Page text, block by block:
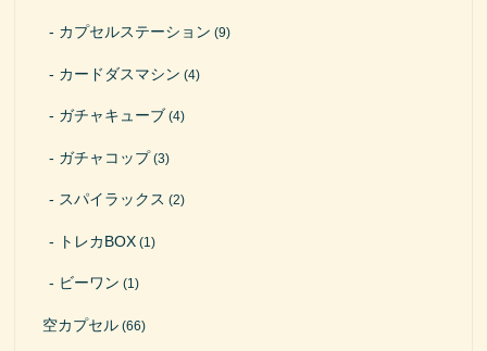
カプセルステーション (9)
カードダスマシン (4)
ガチャキューブ (4)
ガチャコップ(3)
スパイラックス (2)
トレカBOX (1)
ビーワン (1)
空カプセル (66)